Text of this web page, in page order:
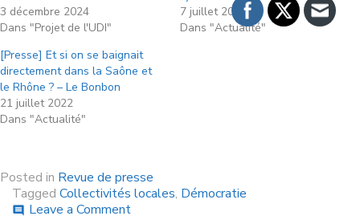
3 décembre 2024
Dans "Projet de l'UDI"
7 juillet 2017
Dans "Actualité"
[Presse] Et si on se baignait
directement dans la Saône et
le Rhône ? – Le Bonbon
21 juillet 2022
Dans "Actualité"
Posted in Revue de presse
Tagged Collectivités locales, Démocratie
comment Leave a Comment